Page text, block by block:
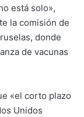
está solo»,
la comisión de
donde
de vacunas
«el corto plazo
Unidos